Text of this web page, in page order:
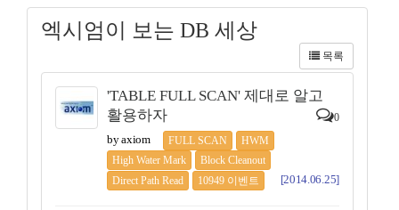
엑시엄이 보는 DB 세상
목록
'TABLE FULL SCAN' 제대로 알고
활용하자
0
by axiom FULL SCAN
HWM
High Water Mark
Block Cleanout
Direct Path Read
10949 이벤트 [2014.06.25]